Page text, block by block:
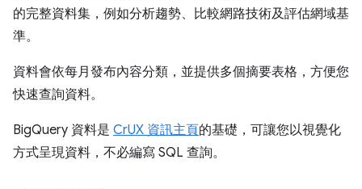
的完整資料集，例如分析趨勢、比較網路技術及評估網域基
準。
資料會依每月發布內容分類，並提供多個摘要表格，方便您
快速查詢資料。
BigQuery 資料是 CrUX 資訊主頁的基礎，可讓您以視覺化
方式呈現資料，不必編寫 SQL 查詢。